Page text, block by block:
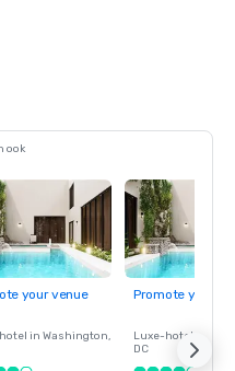
ook
your venue
in Washington,
Promote your
Luxe-hotel in
DC